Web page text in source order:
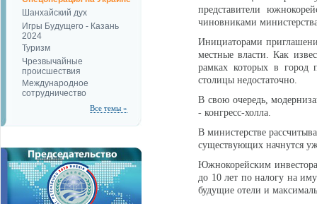
Шанхайский дух
Игры Будущего - Казань
2024
Туризм
Чрезвычайные
происшествия
Международное
сотрудничество
Все темы »
представители
чиновниками
Инициаторами
местные власти. Как
рамках которых в город
столицы недостаточно.
В свою очередь,
- конгресс-холла.
В министерстве
существующих начнутся
Южнокорейским
до 10 лет по налогу на
будущие отели и